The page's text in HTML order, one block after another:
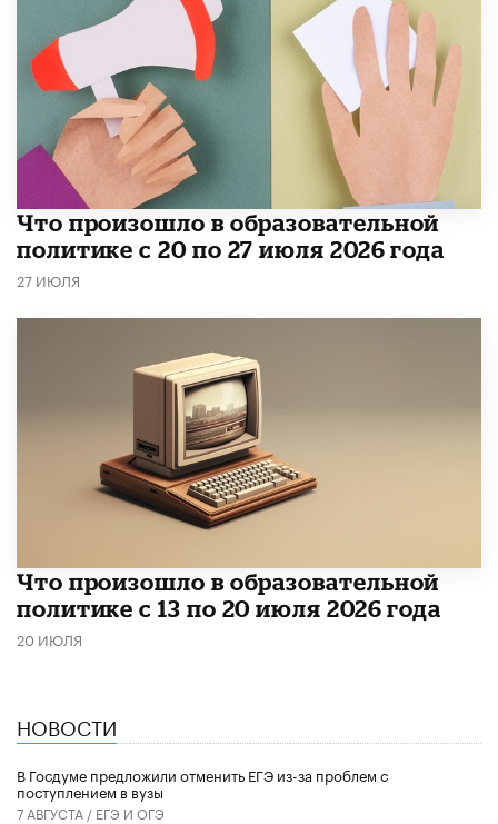
​Что произошло в образовательной
политике с 20 по 27 июля 2026 года
27 ИЮЛЯ
Что произошло в образовательной
политике с 13 по 20 июля 2026 года
20 ИЮЛЯ
НОВОСТИ
В Госдуме предложили отменить ЕГЭ из-за проблем с
поступлением в вузы
7 АВГУСТА / ЕГЭ И ОГЭ